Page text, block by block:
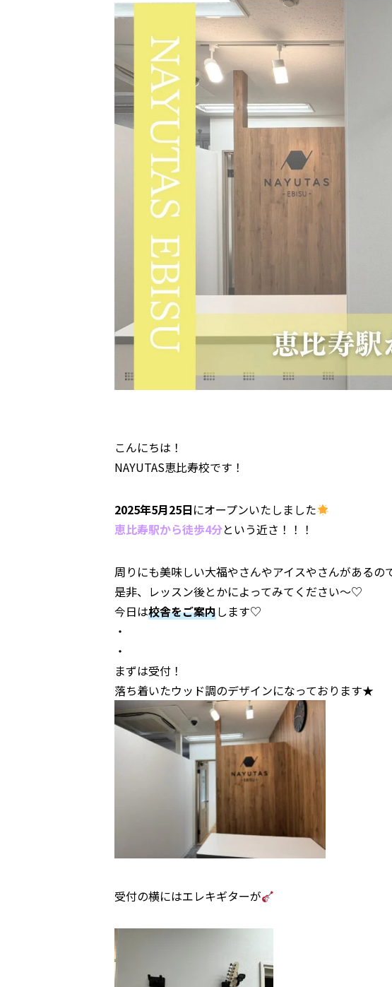
こんにちは！
NAYUTAS恵比寿校です！
2025年5月25日にオープンいたしました
恵比寿駅から徒歩4分という近さ！！！
周りにも美味しい大福やさんやアイスやさんがあるの
是非、レッスン後とかによってみてください～♡
今日は校舎をご案内します♡
・
・
まずは受付！
落ち着いたウッド調のデザインになっております★
受付の横にはエレキギターが